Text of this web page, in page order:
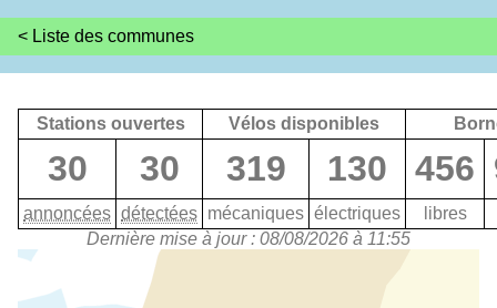
< Liste des communes
Stations ouvertes Vélos disponibles
30 30 319 130 456
annoncées détectées mécaniques électriques
libres
Dernière mise à jour : 08/08/2026 à 11:55